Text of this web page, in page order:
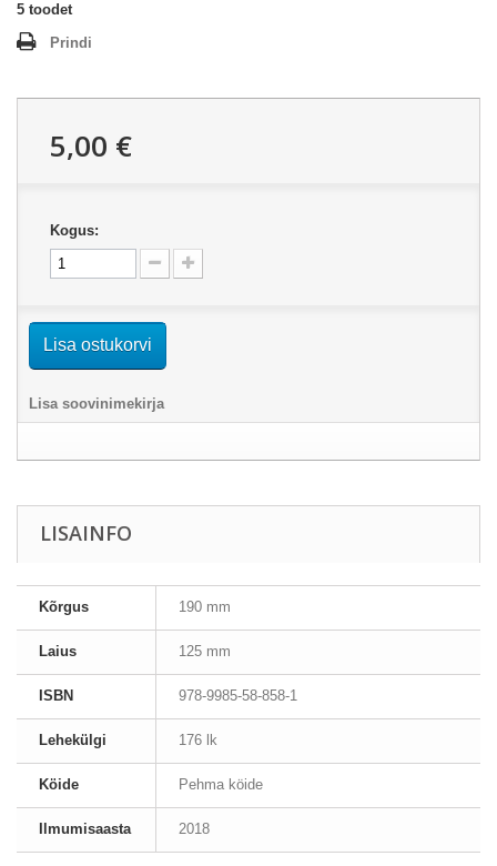
5 toodet
Prindi
5,00 €
Kogus:
Lisa ostukorvi
Lisa soovinimekirja
LISAINFO
Kõrgus 190 mm
Laius 125 mm
ISBN 978-9985-58-858-1
Lehekülgi 176 lk
Köide Pehma köide
Ilmumisaasta 2018